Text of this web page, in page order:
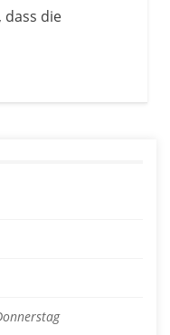
dass die